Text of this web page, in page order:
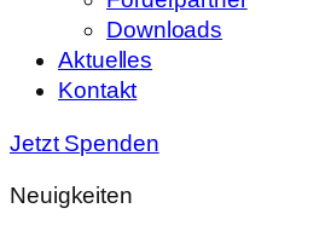
Downloads
Aktuelles
Kontakt
Jetzt Spenden
Neuigkeiten